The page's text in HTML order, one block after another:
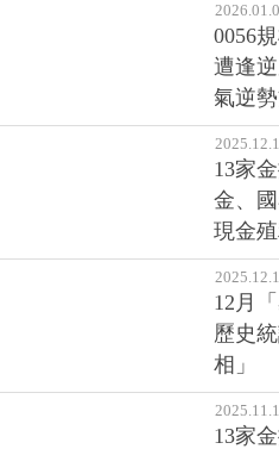
0056
遭逢
氣逆
13家
金、
現金
12月
歷史
相」
13家